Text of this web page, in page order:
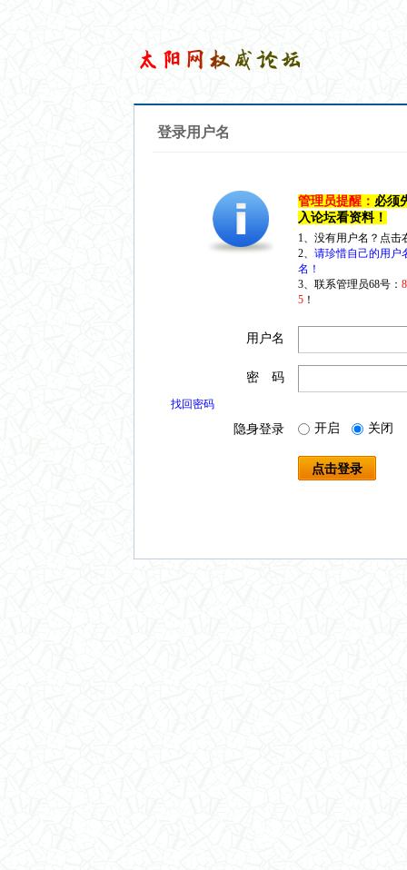
登录用户名
管理员提醒： 必须
入论坛看资料！
1、没有用户名？点
2、 请珍惜自己的用户
名！
3、联系管理员68号：
5 ！
用户名
密 码
找回密码
隐身登录 开启 关闭
点击登录